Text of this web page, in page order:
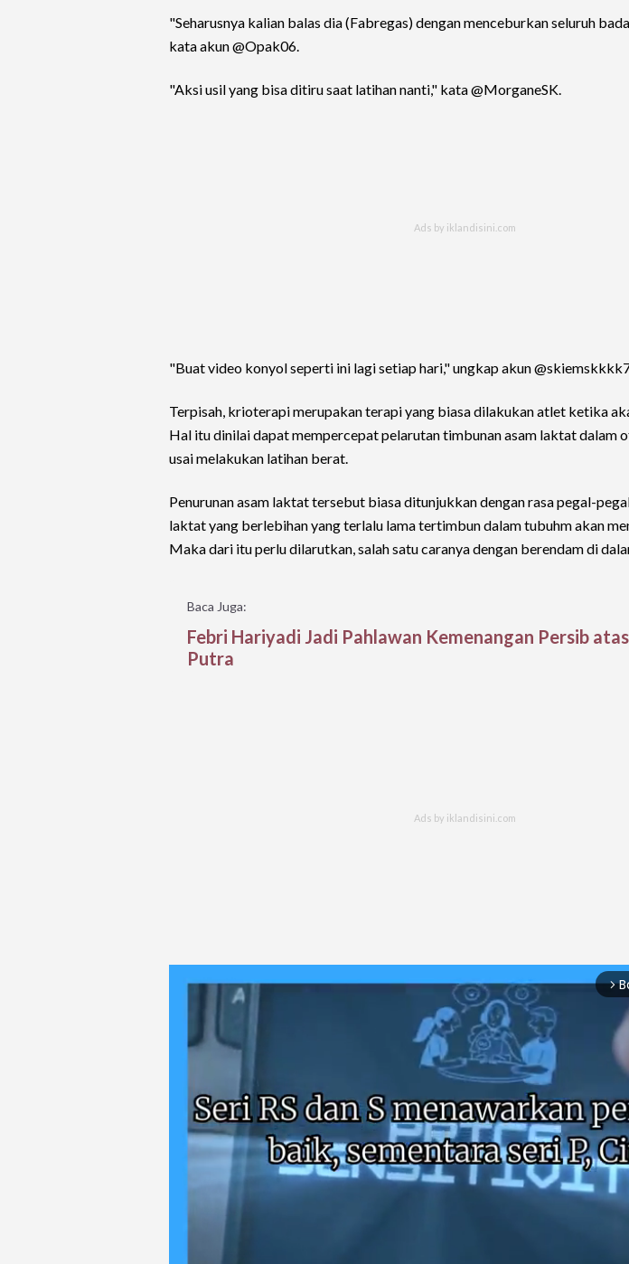
"Seharusnya kalian balas dia (Fabregas) dengan menceburkan seluruh
kata akun @Opak06.
"Aksi usil yang bisa ditiru saat latihan nanti," kata @MorganeSK.
"Buat video konyol seperti ini lagi setiap hari," ungkap akun
Terpisah, krioterapi merupakan terapi yang biasa dilakukan atlet ketika
Hal itu dinilai dapat mempercepat pelarutan timbunan asam laktat dalam
usai melakukan latihan berat.
Penurunan asam laktat tersebut biasa ditunjukkan dengan rasa pegal-
laktat yang berlebihan yang terlalu lama tertimbun dalam tubuhm akan
Maka dari itu perlu dilarutkan, salah satu caranya dengan berendam di
Baca Juga:
Febri Hariyadi Jadi Pahlawan Kemenangan Persib
Putra
arrow_forward_ios